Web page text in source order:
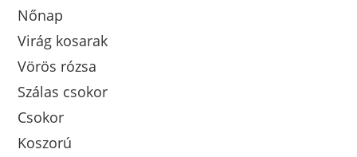
Nőnap
Virág kosarak
Vörös rózsa
Szálas csokor
Csokor
Koszorú